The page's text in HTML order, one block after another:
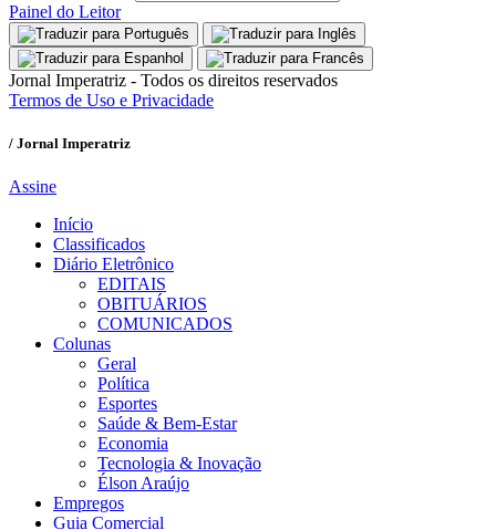
Painel do Leitor
Jornal Imperatriz - Todos os direitos reservados
Termos de Uso e Privacidade
/ Jornal Imperatriz
Assine
Início
Classificados
Diário Eletrônico
EDITAIS
OBITUÁRIOS
COMUNICADOS
Colunas
Geral
Política
Esportes
Saúde & Bem-Estar
Economia
Tecnologia & Inovação
Élson Araújo
Empregos
Guia Comercial